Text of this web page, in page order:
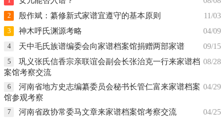
11/03
2
殷作斌：纂修新式家谱宜遵守的基本原则
04/09
3
神木呼氏渊源考略
09/15
4
天中毛氏族谱编委会向家谱档案馆捐赠两部家谱
08/28
5 巩义张氏信香宗亲联谊会副会长张治克一行来家谱档
案馆考察交流
04/29
6 河南省地方史志编纂委员会秘书长管仁富来家谱档案
馆参观考察
04/25
7 河南省政协常委马文章来家谱档案馆考察交流